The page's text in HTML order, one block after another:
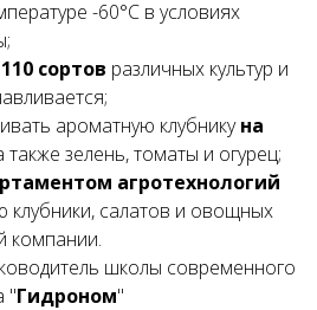
-60°С в условиях
110 сортов различных культур и
ароматную клубникуна
также зелень, томаты и огурец;
агротехнологий
салатов и овощных
компании.
школы современного
"Гидроном"